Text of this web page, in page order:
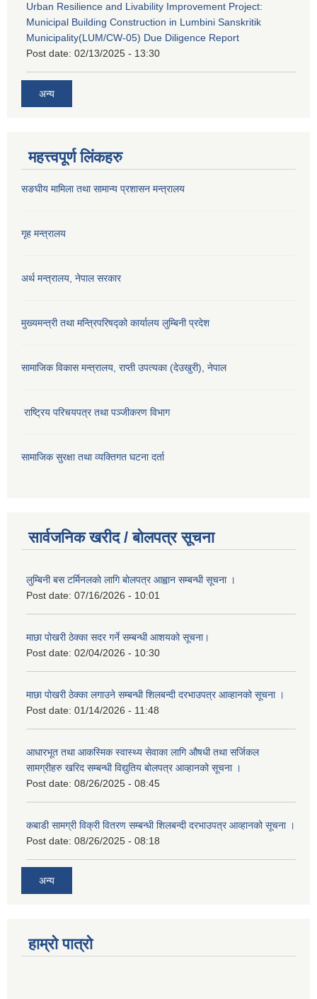
Urban Resilience and Livability Improvement Project:
Municipal Building Construction in Lumbini Sanskritik
Municipality(LUM/CW-05) Due Diligence Report
Post date: 02/13/2025 - 13:30
अन्य
महत्त्वपूर्ण लिंकहरु
सङघीय मामिला तथा सामान्य प्रशासन मन्‍त्रालय
गृह मन्त्रालय
अर्थ मन्त्रालय, नेपाल सरकार
मुख्यमन्त्री तथा मन्त्रिपरिषद्को कार्यालय लुम्बिनी प्रदेश
सामाजिक विकास मन्‍‍त्रालय, राप्ती उपत्यका (देउखुरी), नेपाल
राष्ट्रिय परिचयपत्र तथा पञ्जीकरण विभाग
सामाजिक सुरक्षा तथा व्यक्तिगत घटना दर्ता
सार्वजनिक खरीद / बोलपत्र सूचना
लुम्बिनी बस टर्मिनलको लागि बोलपत्र आह्वान सम्बन्धी सूचना ।
Post date: 07/16/2026 - 10:01
माछा पोखरी ठेक्का सदर गर्ने सम्बन्धी आशयको सूचना।
Post date: 02/04/2026 - 10:30
माछा पोखरी ठेक्का लगाउने सम्बन्धी शिलबन्दी दरभाउपत्र आव्हानको सूचना ।
Post date: 01/14/2026 - 11:48
आधारभूत तथा आकस्मिक स्वास्थ्य सेवाका लागि औषधी तथा सर्जिकल
सामग्रीहरु खरिद सम्बन्धी विद्युतिय बोलपत्र आव्हानको सूचना ।
Post date: 08/26/2025 - 08:45
कबाडी सामग्री विक्री वितरण सम्बन्धी शिलबन्दी दरभाउपत्र आव्हानको सूचना ।
Post date: 08/26/2025 - 08:18
अन्य
हाम्रो पात्रो